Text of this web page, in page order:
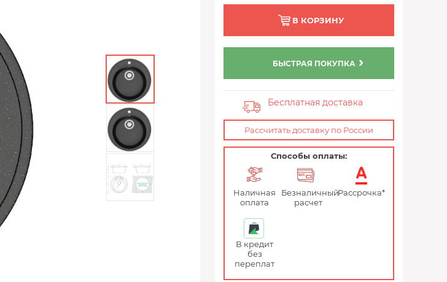
В КОРЗИНУ
БЫСТРАЯ ПОКУПКА
Бесплатная доставка
Рассчитать доставку по России
Способы оплаты:
Наличная
оплата
Безналичный
расчет
Рассрочка*
В кредит
без
переплат